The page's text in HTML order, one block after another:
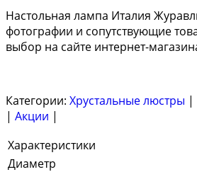
Настольная лампа Италия
фотографии и сопутствующие
выбор на сайте интернет-
Категории: Хрустальные люстры |
| Акции |
Характеристики
Диаметр